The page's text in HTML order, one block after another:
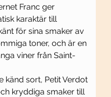
Franc ger
karaktär till
för sina smaker av
toner, och är en
viner från Saint-
känd sort, Petit Verdot
kryddiga smaker till